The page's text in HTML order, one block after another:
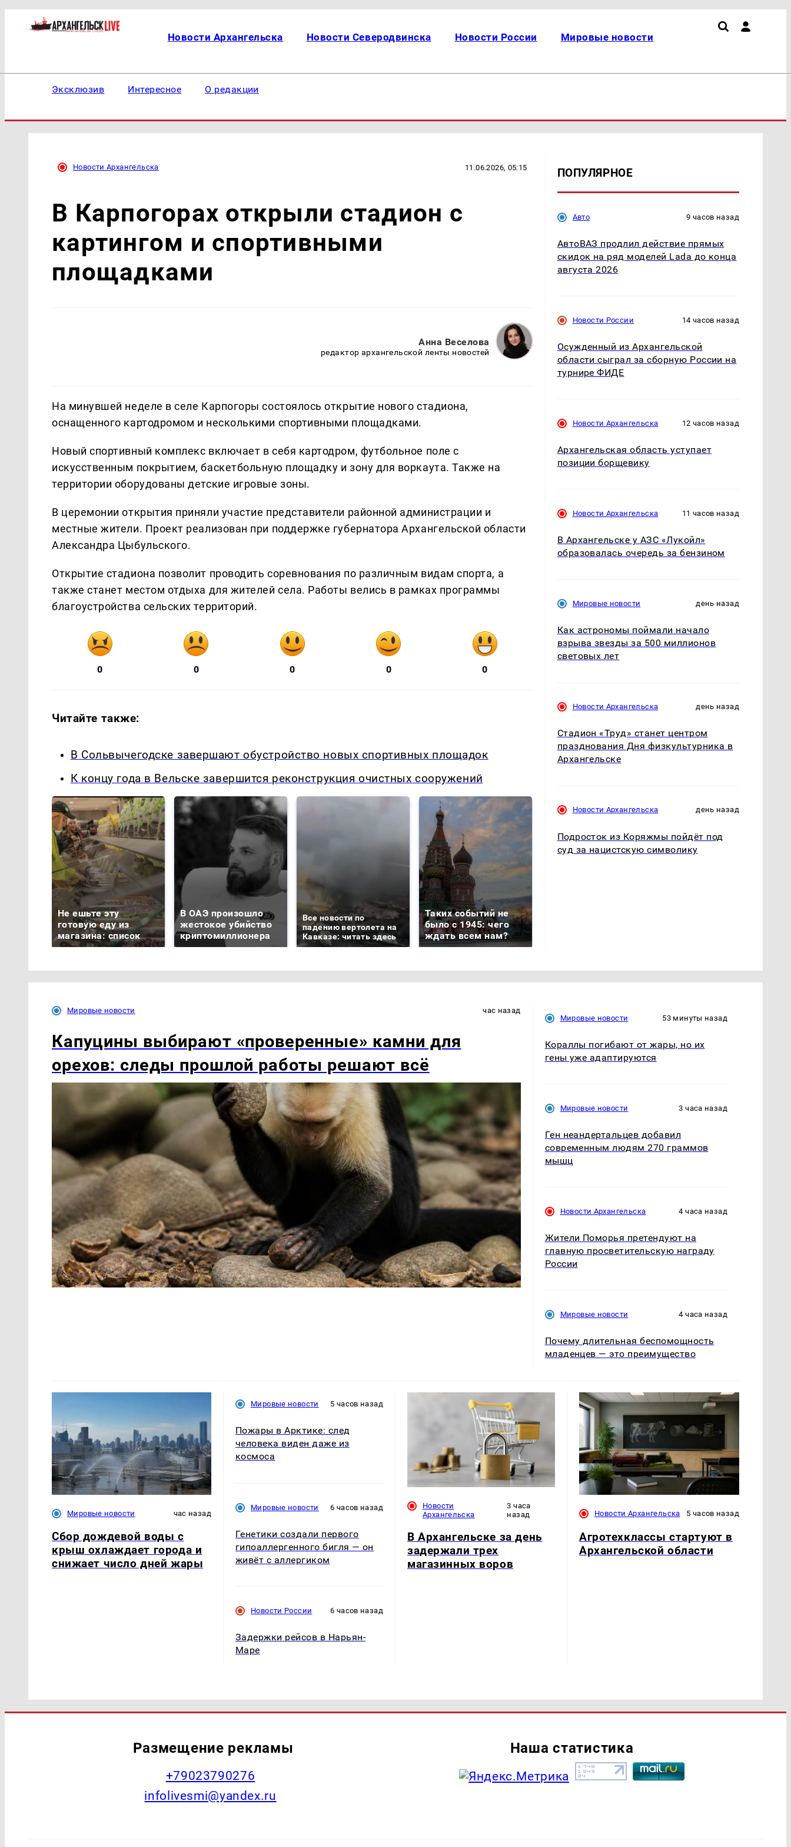
Новости Архангельска Новости Северодвинска Новости России Мировые новости
Эксклюзив Интересное О редакции
Новости Архангельска 11.06.2026, 05:15
В Карпогорах открыли стадион с
картингом и спортивными
площадками
Анна Веселова
редактор архангельской ленты новостей
На минувшей неделе в селе Карпогоры состоялось открытие нового стадиона,
оснащенного картодромом и несколькими спортивными площадками.
Новый спортивный комплекс включает в себя картодром, футбольное поле с
искусственным покрытием, баскетбольную площадку и зону для воркаута. Также на
территории оборудованы детские игровые зоны.
В церемонии открытия приняли участие представители районной администрации и
местные жители. Проект реализован при поддержке губернатора Архангельской области
Александра Цыбульского.
Открытие стадиона позволит проводить соревнования по различным видам спорта, а
также станет местом отдыха для жителей села. Работы велись в рамках программы
благоустройства сельских территорий.
0 0 0 0 0
Читайте также:
В Сольвычегодске завершают обустройство новых спортивных площадок
К концу года в Вельске завершится реконструкция очистных сооружений
Не ешьте эту
готовую еду из
магазина: список
В ОАЭ произошло
жестокое убийство
криптомиллионера
Все новости по
падению вертолета на
Кавказе: читать здесь
Таких событий не
было с 1945: чего
ждать всем нам?
ПОПУЛЯРНОЕ
Авто 9 часов назад
АвтоВАЗ продлил действие прямых
скидок на ряд моделей Lada до конца
августа 2026
Новости России 14 часов назад
Осужденный из Архангельской
области сыграл за сборную России на
турнире ФИДЕ
Новости Архангельска 12 часов назад
Архангельская область уступает
позиции борщевику
Новости Архангельска 11 часов назад
В Архангельске у АЗС «Лукойл»
образовалась очередь за бензином
Мировые новости день назад
Как астрономы поймали начало
взрыва звезды за 500 миллионов
световых лет
Новости Архангельска день назад
Стадион «Труд» станет центром
празднования Дня физкультурника в
Архангельске
Новости Архангельска день назад
Подросток из Коряжмы пойдёт под
суд за нацистскую символику
Мировые новости час назад
Капуцины выбирают «проверенные» камни для
орехов: следы прошлой работы решают всё
Мировые новости 53 минуты назад
Кораллы погибают от жары, но их
гены уже адаптируются
Мировые новости 3 часа назад
Ген неандертальцев добавил
современным людям 270 граммов
мышц
Новости Архангельска 4 часа назад
Жители Поморья претендуют на
главную просветительскую награду
России
Мировые новости 4 часа назад
Почему длительная беспомощность
младенцев — это преимущество
Мировые новости час назад
Сбор дождевой воды с
крыш охлаждает города и
снижает число дней жары
Мировые новости 5 часов назад
Пожары в Арктике: след
человека виден даже из
космоса
Мировые новости 6 часов назад
Генетики создали первого
гипоаллергенного бигля — он
живёт с аллергиком
Новости России 6 часов назад
Задержки рейсов в Нарьян-
Маре
Новости
Архангельска
3 часа
назад
В Архангельске за день
задержали трех
магазинных воров
Новости Архангельска 5 часов назад
Агротехклассы стартуют в
Архангельской области
Размещение рекламы
+79023790276
infolivesmi@yandex.ru
Наша статистика